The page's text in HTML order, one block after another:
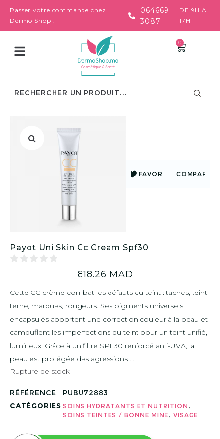
Passer votre commande chez
Dermo Shop :
064669
3087
DE 9H A
17H
0
FAVORIS COMPARER
Payot Uni Skin Cc Cream Spf30
818.26 MAD
Cette CC crème combat les défauts du teint : taches, teint
terne, marques, rougeurs. Ses pigments universels
encapsulés apportent une correction couleur à la peau et
camouflent les imperfections du teint pour un teint unifié,
lumineux. Grâce à un filtre SPF30 renforcé anti-UVA, la
peau est protégée des agressions ...
Rupture de stock
Référence
PUBU72883
Catégories Soins Hydratants et Nutrition,
Soins teintés / bonne mine,Visage